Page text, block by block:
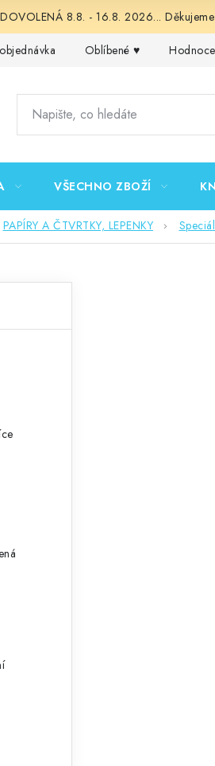
DOVOLENÁ 8.8. - 16.8. 2026...
Oblíbené ♥️
VŠECHNO ZBOŽÍ
PAPÍRY A ČTVRTKY, LEPENKY